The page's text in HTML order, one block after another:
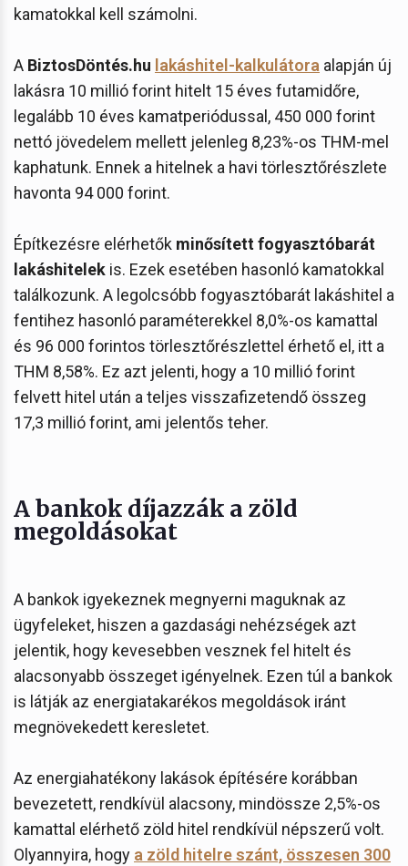
kamatokkal kell számolni.
A BiztosDöntés.hu lakáshitel-kalkulátora alapján új
lakásra 10 millió forint hitelt 15 éves futamidőre,
legalább 10 éves kamatperiódussal, 450 000 forint
nettó jövedelem mellett jelenleg 8,23%-os THM-mel
kaphatunk. Ennek a hitelnek a havi törlesztőrészlete
havonta 94 000 forint.
Építkezésre elérhetők minősített fogyasztóbarát
lakáshitelek is. Ezek esetében hasonló kamatokkal
találkozunk. A legolcsóbb fogyasztóbarát lakáshitel a
fentihez hasonló paraméterekkel 8,0%-os kamattal
és 96 000 forintos törlesztőrészlettel érhető el, itt a
THM 8,58%. Ez azt jelenti, hogy a 10 millió forint
felvett hitel után a teljes visszafizetendő összeg
17,3 millió forint, ami jelentős teher.
A bankok díjazzák a zöld
megoldásokat
A bankok igyekeznek megnyerni maguknak az
ügyfeleket, hiszen a gazdasági nehézségek azt
jelentik, hogy kevesebben vesznek fel hitelt és
alacsonyabb összeget igényelnek. Ezen túl a bankok
is látják az energiatakarékos megoldások iránt
megnövekedett keresletet.
Az energiahatékony lakások építésére korábban
bevezetett, rendkívül alacsony, mindössze 2,5%-os
kamattal elérhető zöld hitel rendkívül népszerű volt.
Olyannyira, hogy a zöld hitelre szánt, összesen 300